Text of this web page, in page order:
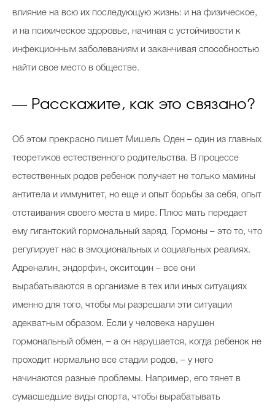
влияние на всю их последующую жизнь: и на физическое,
и на психическое здоровье, начиная с устойчивости к
инфекционным заболеваниям и заканчивая способностью
найти свое место в обществе.
— Расскажите, как это связано?
Об этом прекрасно пишет Мишель Оден – один из главных
теоретиков естественного родительства. В процессе
естественных родов ребенок получает не только мамины
антитела и иммунитет, но еще и опыт борьбы за себя, опыт
отстаивания своего места в мире. Плюс мать передает
ему гигантский гормональный заряд. Гормоны – это то, что
регулирует нас в эмоциональных и социальных реалиях.
Адреналин, эндорфин, окситоцин – все они
вырабатываются в организме в тех или иных ситуациях
именно для того, чтобы мы разрешали эти ситуации
адекватным образом. Если у человека нарушен
гормональный обмен, – а он нарушается, когда ребенок не
проходит нормально все стадии родов, – у него
начинаются разные проблемы. Например, его тянет в
сумасшедшие виды спорта, чтобы вырабатывать